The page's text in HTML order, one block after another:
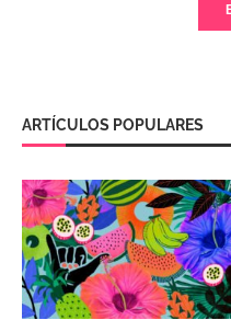
ARTÍCULOS POPULARES